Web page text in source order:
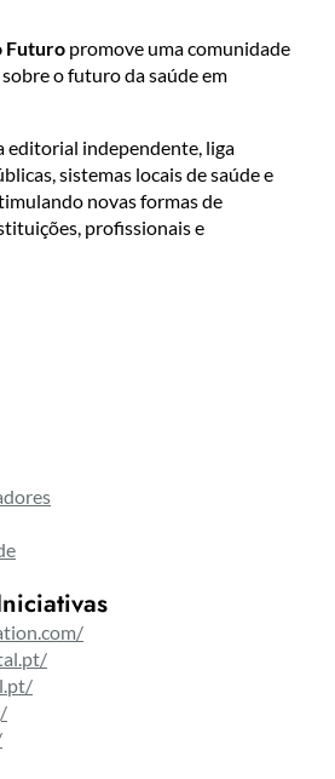
Futuro promove uma comunidade
o futuro da saúde em
editorial independente, liga
sistemas locais de saúde e
novas formas de
profissionais e